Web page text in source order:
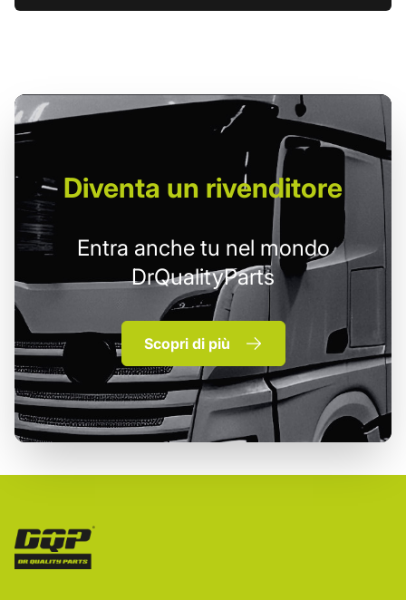
Diventa un rivenditore
Entra anche tu nel mondo
DrQualityParts
Scopri di più